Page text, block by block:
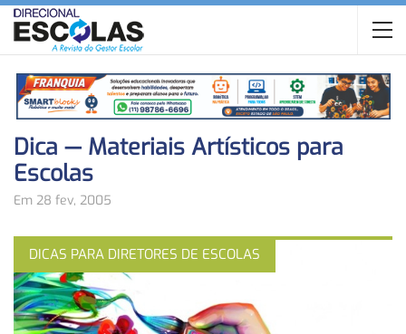
Dica — Materiais Artísticos para
Escolas
Em 28 fev, 2005
DICAS PARA DIRETORES DE ESCOLAS